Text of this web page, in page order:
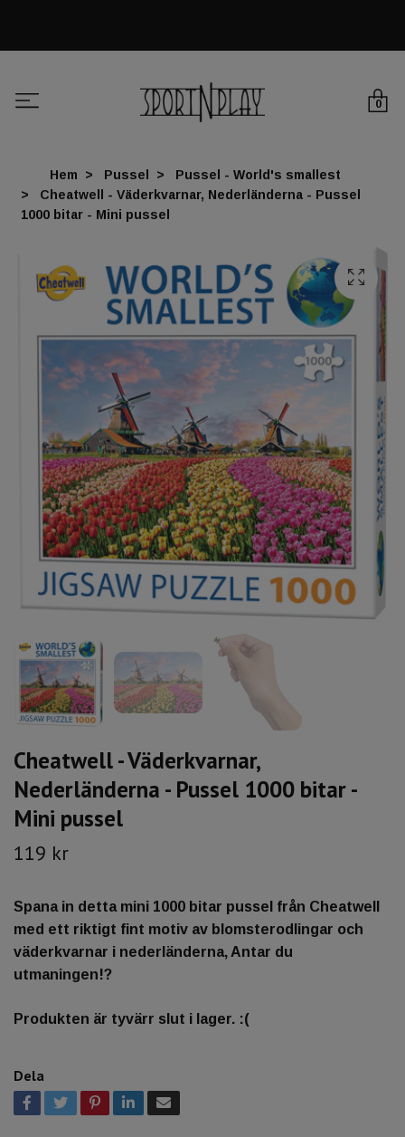
0
Hem Pussel
Pussel - World's smallest
Cheatwell - Väderkvarnar, Nederländerna - Pussel
1000 bitar - Mini pussel
Cheatwell - Väderkvarnar,
Nederländerna - Pussel 1000 bitar -
Mini pussel
119 kr
Spana in detta mini 1000 bitar pussel från Cheatwell
med ett riktigt fint motiv av blomsterodlingar och
väderkvarnar i nederländerna, Antar du
utmaningen!?
Produkten är tyvärr slut i lager. :(
Dela